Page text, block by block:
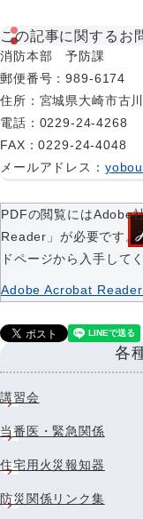
この記事に関するお
消防本部 予防課
郵便番号 ：989-6174
住所 ：宮城県大崎市古
電話 ：0229-24-4268
FAX ：0229-24-4048
メールアドレス ：
PDFの閲覧にはAdobe
Reader」が必要です
ドページから入手して
Adobe Acrobat
各
講習会
当番医・緊急関係
住宅用火災報知器
防災関係リンク集